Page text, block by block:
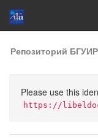
Skip
navigation
Репозиторий БГУИР
Please use this
https://